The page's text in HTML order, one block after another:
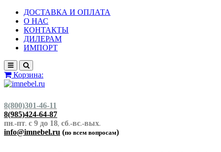
ДОСТАВКА И ОПЛАТА
О НАС
КОНТАКТЫ
ДИЛЕРАМ
ИМПОРТ
Корзина:
8(800)301-46-11
8(985)424-64-87
пн.-пт. с 9 до 18, сб.-вс.-вых.
info@imnebel.ru (по всем вопросам)